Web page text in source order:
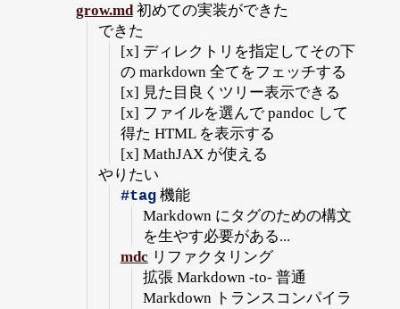
grow.md初めての実装ができた
できた
[x] ディレクトリを指定してその下
の markdown 全てをフェッチする
[x] 見た目良くツリー表示できる
[x] ファイルを選んで pandoc して
得た HTML を表示する
[x] MathJAX が使える
やりたい
#tag機能
Markdown にタグのための構文
を生やす必要がある...
mdc リファクタリング
拡張 Markdown -to- 普通
Markdown トランスコンパイラ